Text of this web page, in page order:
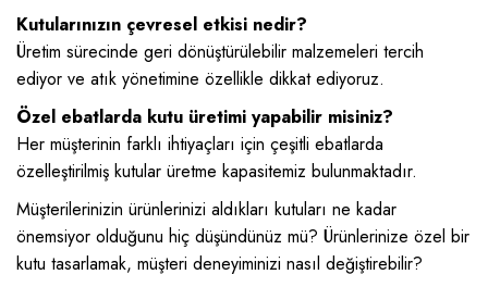
Kutularınızın çevresel etkisi nedir?
Üretim sürecinde geri dönüştürülebilir malzemeleri tercih
ediyor ve atık yönetimine özellikle dikkat ediyoruz.
Özel ebatlarda kutu üretimi yapabilir misiniz?
Her müşterinin farklı ihtiyaçları için çeşitli ebatlarda
özelleştirilmiş kutular üretme kapasitemiz bulunmaktadır.
Müşterilerinizin ürünlerinizi aldıkları kutuları ne kadar
önemsiyor olduğunu hiç düşündünüz mü? Ürünlerinize özel bir
kutu tasarlamak, müşteri deneyiminizi nasıl değiştirebilir?